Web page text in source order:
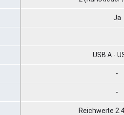
Ja
USB A -
-
-
Reichweite